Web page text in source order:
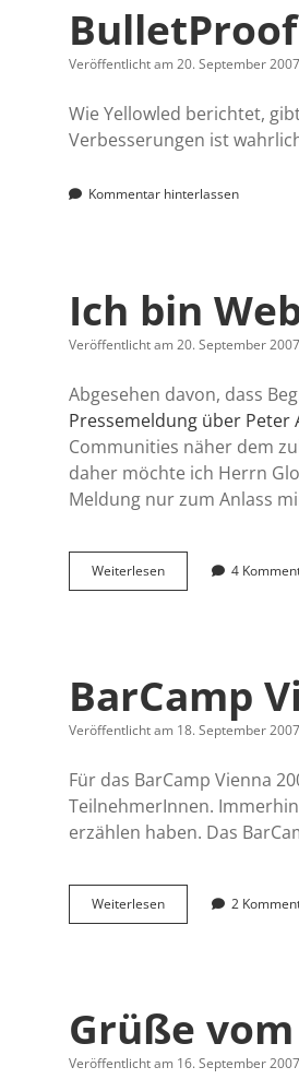
Veröffentlicht am 20. September 2007
Wie Yellowled berichtet,
Verbesserungen ist
Kommentar hinterlassen
Ich bin
Veröffentlicht am 20. September 2007
Abgesehen davon, dass
Pressemeldung über Peter
Communities näher dem
daher möchte ich Herrn
Meldung nur zum Anlass
WeiterlesenIch
bin
4
BarCamp
Veröffentlicht am 18. September 2007
Für das BarCamp Vienna
TeilnehmerInnen.
erzählen haben. Das
WeiterlesenBarCamp
Vienna
2
Grüße
Veröffentlicht am 16. September 2007